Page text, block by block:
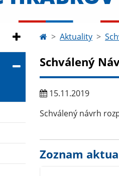
Aktuality
Schválený
15.11.2019
Schválený návrh
Zoznam